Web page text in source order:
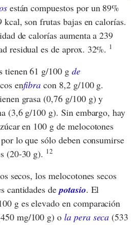
están compuestos por un 89%
kcal, son frutas bajas en calorías.
de calorías aumenta a 239
residual es de aprox. 32%. 1
tienen 61 g/100 g de
enfibra con 8,2 g/100 g.
grasa (0,76 g/100 g) y
(3,6 g/100 g). Sin embargo, hay
en 100 g de melocotones
por lo que sólo deben consumirse
(20-30 g). 12
secos, los melocotones secos
cantidades depotasio. El
g es elevado en comparación
mg/100 g) ola pera seca (533